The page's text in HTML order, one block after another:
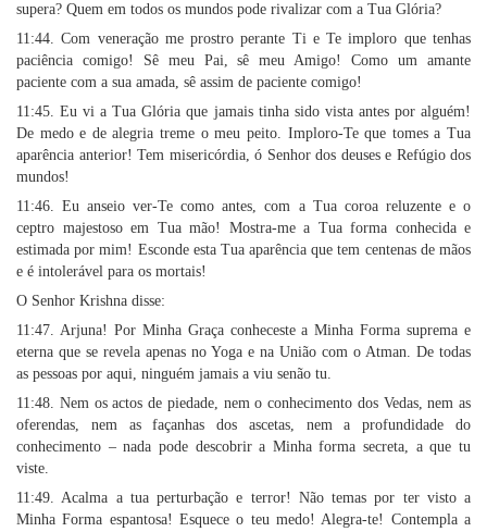
supera? Quem em todos os mundos pode rivalizar com a Tua Glória?
11:44. Com veneração me prostro perante Ti e Te imploro que tenhas
paciência comigo! Sê meu Pai, sê meu Amigo! Como um amante
paciente com a sua amada, sê assim de paciente comigo!
11:45. Eu vi a Tua Glória que jamais tinha sido vista antes por alguém!
De medo e de alegria treme o meu peito. Imploro-Te que tomes a Tua
aparência anterior! Tem misericórdia, ó Senhor dos deuses e Refúgio dos
mundos!
11:46. Eu anseio ver-Te como antes, com a Tua coroa reluzente e o
ceptro majestoso em Tua mão! Mostra-me a Tua forma conhecida e
estimada por mim! Esconde esta Tua aparência que tem centenas de mãos
e é intolerável para os mortais!
O Senhor Krishna disse:
11:47. Arjuna! Por Minha Graça conheceste a Minha Forma suprema e
eterna que se revela apenas no Yoga e na União com o Atman. De todas
as pessoas por aqui, ninguém jamais a viu senão tu.
11:48. Nem os actos de piedade, nem o conhecimento dos Vedas, nem as
oferendas, nem as façanhas dos ascetas, nem a profundidade do
conhecimento – nada pode descobrir a Minha forma secreta, a que tu
viste.
11:49. Acalma a tua perturbação e terror! Não temas por ter visto a
Minha Forma espantosa! Esquece o teu medo! Alegra-te! Contempla a